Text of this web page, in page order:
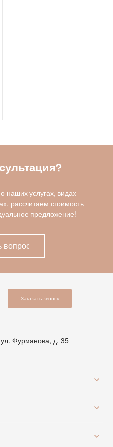
наших услугах, видах
рассчитаем стоимость
предложение!
вопрос
Заказать звонок
ул. Фурманова, д. 35